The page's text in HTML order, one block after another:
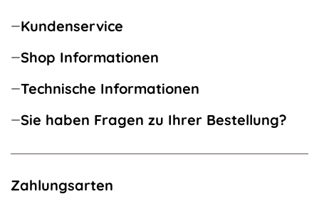
Kundenservice
Shop Informationen
Technische Informationen
Sie haben Fragen zu Ihrer Bestellung?
Zahlungsarten